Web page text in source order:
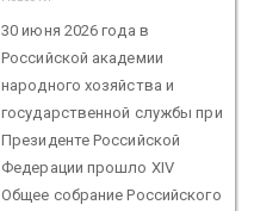
30 июня 2026 года в
Российской академии
народного хозяйства и
государственной службы при
Президенте Российской
Федерации прошло XIV
Общее собрание Российского